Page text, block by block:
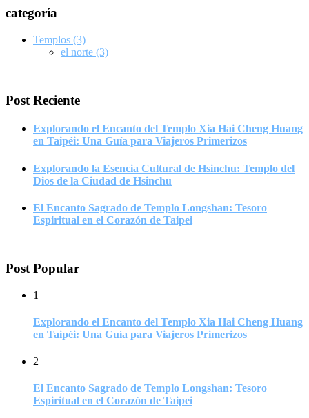
categoría
Templos (3)
el norte (3)
Post Reciente
Explorando el Encanto del Templo Xia Hai Cheng Huang
en Taipéi: Una Guía para Viajeros Primerizos
Explorando la Esencia Cultural de Hsinchu: Templo del
Dios de la Ciudad de Hsinchu
El Encanto Sagrado de Templo Longshan: Tesoro
Espiritual en el Corazón de Taipei
Post Popular
1
Explorando el Encanto del Templo Xia Hai Cheng Huang
en Taipéi: Una Guía para Viajeros Primerizos
2
El Encanto Sagrado de Templo Longshan: Tesoro
Espiritual en el Corazón de Taipei